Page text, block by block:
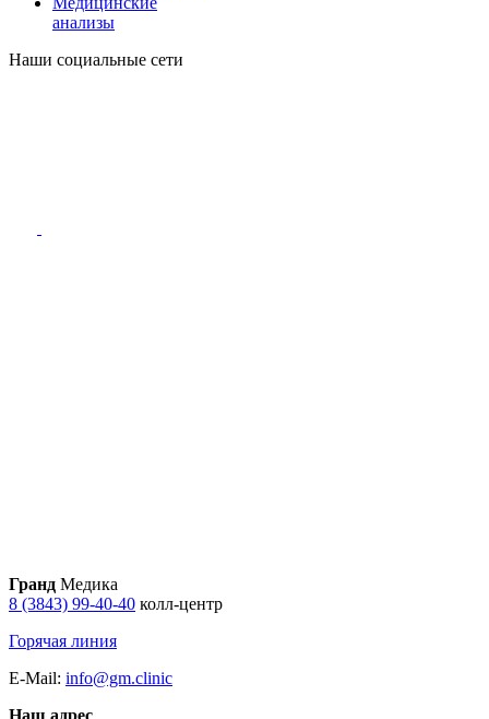
анализы
Наши социальные сети
Гранд Медика
8 (3843) 99-40-40 колл-центр
Горячая линия
E-Mail: info@gm.clinic